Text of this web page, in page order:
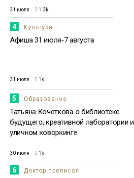
31 июля 1.3k
4 Культура
Афиша 31 июля-7 августа
31 июля 1k
5 Образование
Татьяна Кочеткова о библиотеке
будущего, креативной лаборатории и
уличном коворкинге
30 июля 1k
6 Доктор прописал